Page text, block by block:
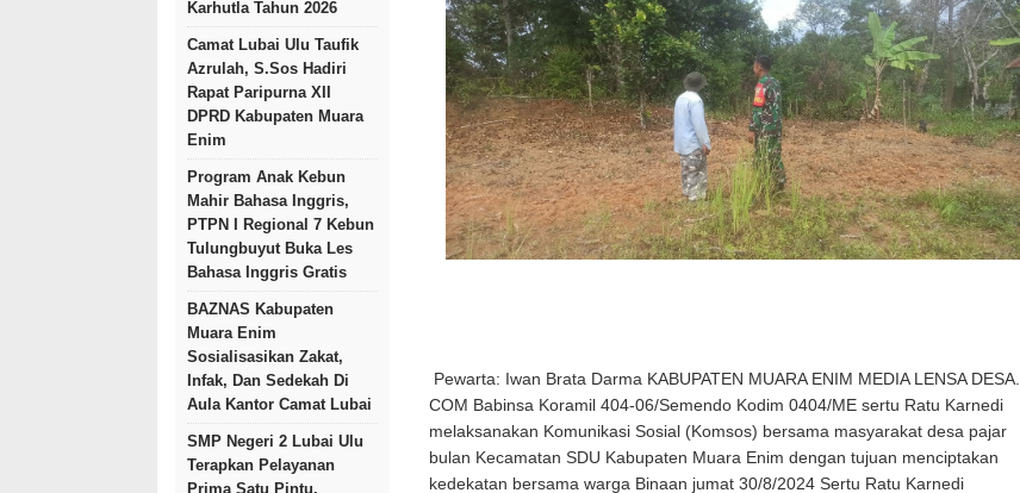
Karhutla Tahun 2026
Camat Lubai Ulu Taufik
Azrulah, S.Sos Hadiri
Rapat Paripurna XII
DPRD Kabupaten Muara
Enim
Program Anak Kebun
Mahir Bahasa Inggris,
PTPN I Regional 7 Kebun
Tulungbuyut Buka Les
Bahasa Inggris Gratis
BAZNAS Kabupaten
Muara Enim
Sosialisasikan Zakat,
Infak, Dan Sedekah Di
Aula Kantor Camat Lubai
SMP Negeri 2 Lubai Ulu
Terapkan Pelayanan
Prima Satu Pintu,
Pewarta: Iwan Brata Darma KABUPATEN MUARA ENIM MEDIA LENSA DESA.
COM Babinsa Koramil 404-06/Semendo Kodim 0404/ME sertu Ratu Karnedi
melaksanakan Komunikasi Sosial (Komsos) bersama masyarakat desa pajar
bulan Kecamatan SDU Kabupaten Muara Enim dengan tujuan menciptakan
kedekatan bersama warga Binaan jumat 30/8/2024 Sertu Ratu Karnedi